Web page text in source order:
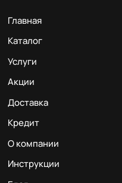
Главная
Каталог
Услуги
Акции
Доставка
Кредит
О компании
Инструкции